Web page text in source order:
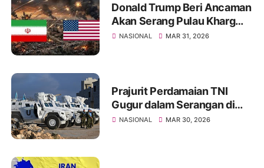
Donald Trump Beri Ancaman
Akan Serang Pulau Kharg
Bila Kesepakatan Damai
NASIONAL MAR 31, 2026
Prajurit Perdamaian TNI
Gugur dalam Serangan di
Libanon, Israel Diduga yang
NASIONAL MAR 30, 2026